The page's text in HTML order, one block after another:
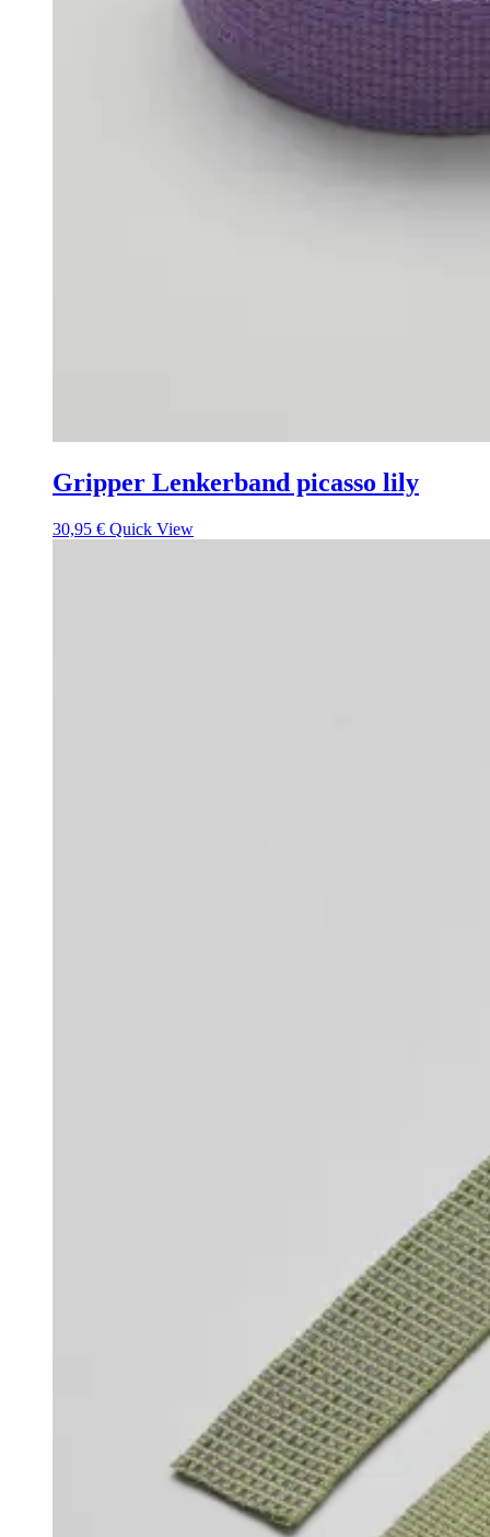
Gripper Lenkerband picasso lily
30,95 € Quick View